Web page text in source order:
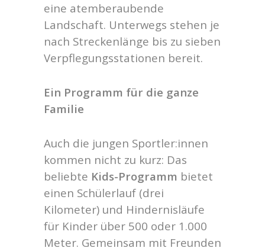
eine atemberaubende
Landschaft. Unterwegs stehen je
nach Streckenlänge bis zu sieben
Verpflegungsstationen bereit.
Ein Programm für die ganze
Familie
Auch die jungen Sportler:innen
kommen nicht zu kurz: Das
beliebte Kids-Programm bietet
einen Schülerlauf (drei
Kilometer) und Hindernisläufe
für Kinder über 500 oder 1.000
Meter. Gemeinsam mit Freunden